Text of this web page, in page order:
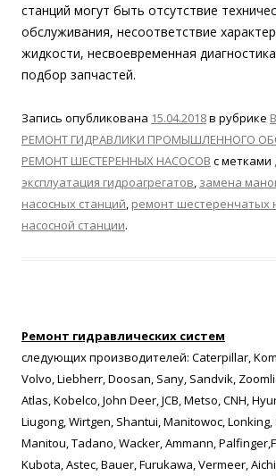
станций могут быть отсутствие
обслуживания, несоответствие
жидкости, несвоевременная
подбор запчастей.
Запись опубликована 15.04.2018в рубрике
РЕМОНТ ГИДРАВЛИКИ ПРОМЫШЛЕННОГО
РЕМОНТ ШЕСТЕРЕННЫХ НАСОСОВ с метками
эксплуатация гидроагрегатов замена
насосных станций ремонт шестеренчатых
насосной станции.
Ремонт гидравлических систем
следующих производителей: Caterpillar,
Volvo, Liebherr, Doosan, Sany, Sandvik,
Atlas, Kobelco, John Deer, JCB, Metso, CNH,
Liugong, Wirtgen, Shantui, Manitowoc, Lonking,
Manitou, Tadano, Wacker, Ammann,
Kubota, Astec, Bauer, Furukawa, Vermeer,